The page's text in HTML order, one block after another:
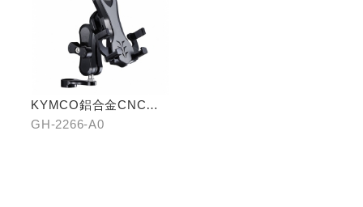
KYMCO鋁合金CNC減
震手機架
GH-2266-A0